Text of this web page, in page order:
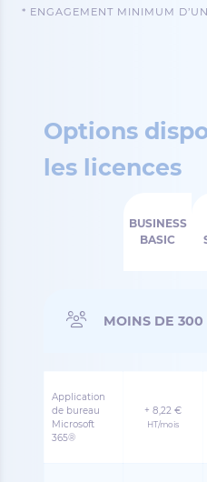
* ENGAGEMENT MINIMUM
Options
les licences
BUSINESS
BASIC
MOINS DE 300
Application
de bureau
Microsoft
365®
+ 8,22 €
HT/mois